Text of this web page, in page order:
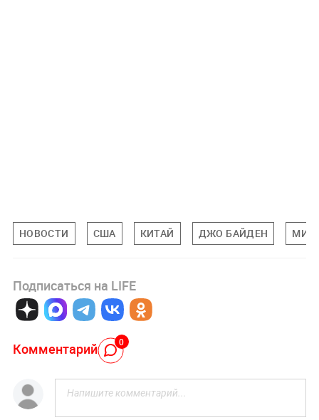
НОВОСТИ США КИТАЙ ДЖО БАЙДЕН
Подписаться на LIFE
Комментарий 0